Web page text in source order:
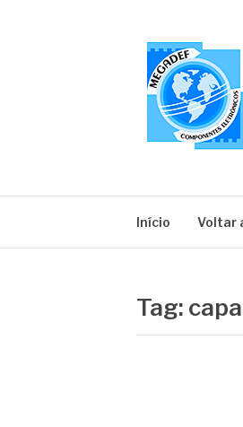
Início Voltar
Tag: